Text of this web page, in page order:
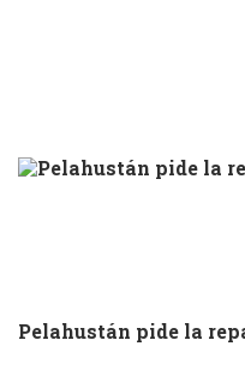
Pelahustán pide la